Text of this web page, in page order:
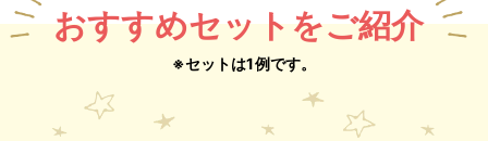
おすすめセットをご紹介
※セットは1例です。